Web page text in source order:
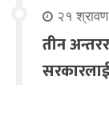
२१ श्रावण
तीन